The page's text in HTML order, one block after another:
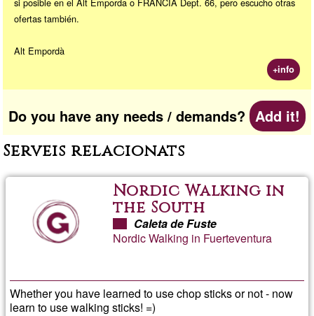
ofertas también.
Alt Empordà
+info
Do you have any needs / demands? Add it!
Serveis relacionats
Nordic Walking in
the South
Caleta de Fuste
Nordic Walking in Fuerteventura
Whether you have learned to use chop sticks or not - now
learn to use walking sticks! =)